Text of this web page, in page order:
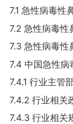
7.1 急性病毒性
7.2 急性病毒性
7.3 急性病毒性
7.4 中国急性病
7.4.1 行业主管
7.4.2 行业相关
7.4.3 行业相关